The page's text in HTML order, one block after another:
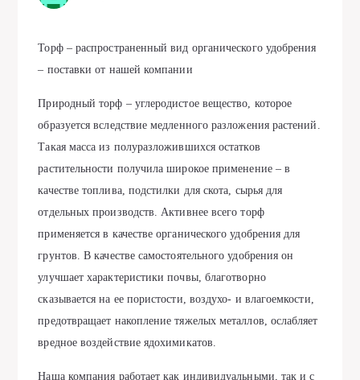
Торф – распространенный вид органического удобрения
– поставки от нашей компании
Природный торф – углеродистое вещество, которое
образуется вследствие медленного разложения растений.
Такая масса из полуразложившихся остатков
растительности получила широкое применение – в
качестве топлива, подстилки для скота, сырья для
отдельных производств. Активнее всего торф
применяется в качестве органического удобрения для
грунтов. В качестве самостоятельного удобрения он
улучшает характеристики почвы, благотворно
сказывается на ее пористости, воздухо- и влагоемкости,
предотвращает накопление тяжелых металлов, ослабляет
вредное воздействие ядохимикатов.
Наша компания работает как индивидуальными, так и с